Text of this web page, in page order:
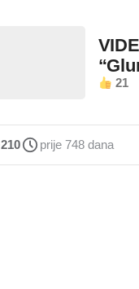
21
210 prije 748 dana